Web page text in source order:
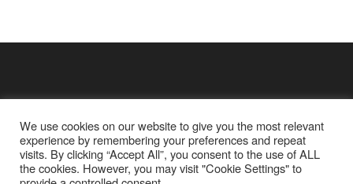
Cookie Policy
Datenschutz
We use cookies on our website to give you the most relevant
experience by remembering your preferences and repeat
visits. By clicking “Accept All”, you consent to the use of ALL
the cookies. However, you may visit "Cookie Settings" to